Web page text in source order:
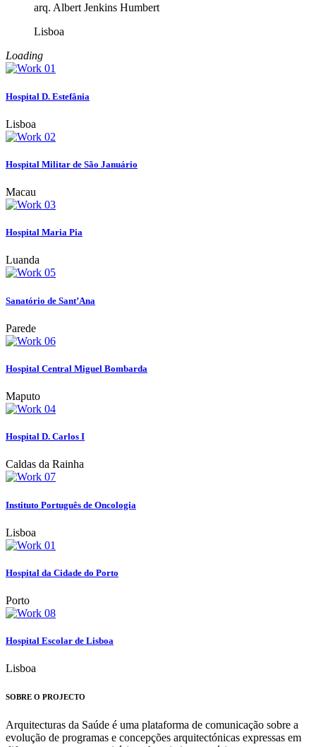
arq. Albert Jenkins Humbert
Lisboa
Loading
Hospital D. Estefânia
Lisboa
Hospital Militar de São Januário
Macau
Hospital Maria Pia
Luanda
Sanatório de Sant’Ana
Parede
Hospital Central Miguel Bombarda
Maputo
Hospital D. Carlos I
Caldas da Rainha
Instituto Português de Oncologia
Lisboa
Hospital da Cidade do Porto
Porto
Hospital Escolar de Lisboa
Lisboa
SOBRE O PROJECTO
Arquitecturas da Saúde é uma plataforma de comunicação sobre a
evolução de programas e concepções arquitectónicas expressas em